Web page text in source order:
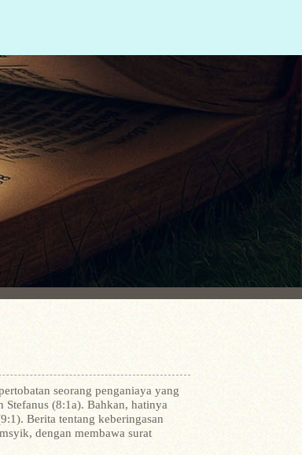
seorang penganiaya yang
Stefanus (8:1a). Bahkan, hatinya
Berita tentang keberingasan
dengan membawa surat